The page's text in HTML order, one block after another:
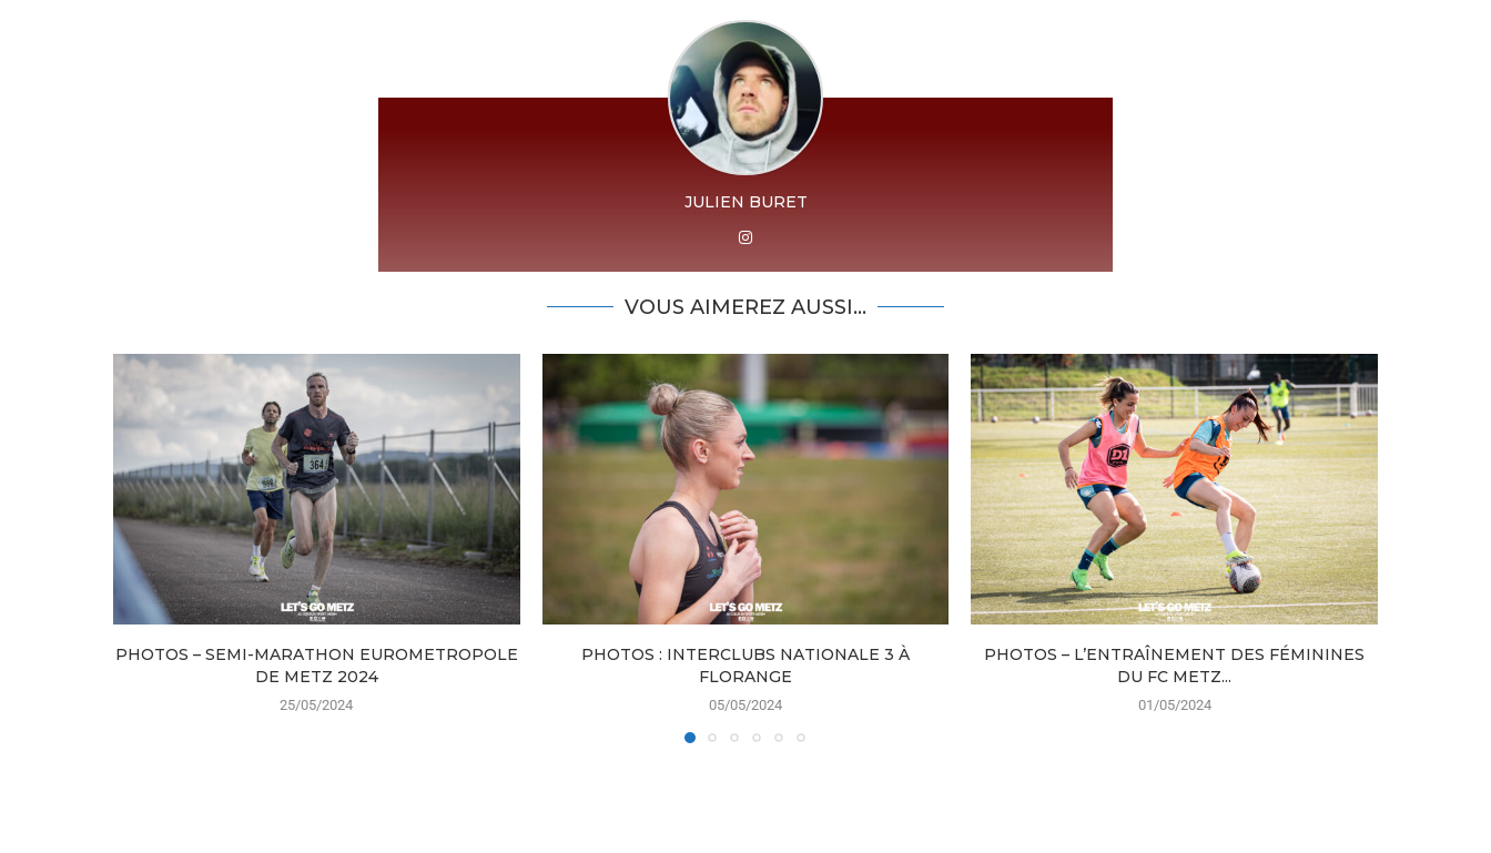
JULIEN BURET
VOUS AIMEREZ AUSSI...
PHOTOS – SEMI-MARATHON EUROMETROPOLE
DE METZ 2024
25/05/2024
PHOTOS : INTERCLUBS NATIONALE 3 À
FLORANGE
05/05/2024
PHOTOS – L’ENTRAÎNEMENT DES FÉMININES
DU FC METZ...
01/05/2024